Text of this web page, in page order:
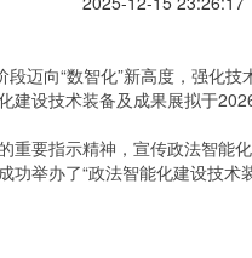
向“数智化”新高度，强化
设技术装备及成果展拟于
要指示精神，宣传政法智能
举办了“政法智能化建设技